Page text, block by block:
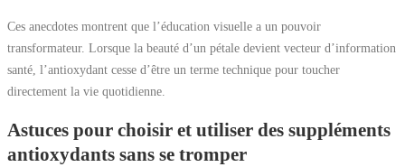
Ces anecdotes montrent que l’éducation visuelle a un pouvoir
transformateur. Lorsque la beauté d’un pétale devient vecteur d’information
santé, l’antioxydant cesse d’être un terme technique pour toucher
directement la vie quotidienne.
Astuces pour choisir et utiliser des suppléments
antioxydants sans se tromper